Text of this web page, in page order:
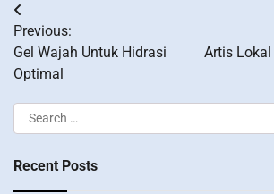
Post
navigation
Previous:
Gel Wajah Untuk Hidrasi
Optimal
Artis
Search
for:
Recent Posts